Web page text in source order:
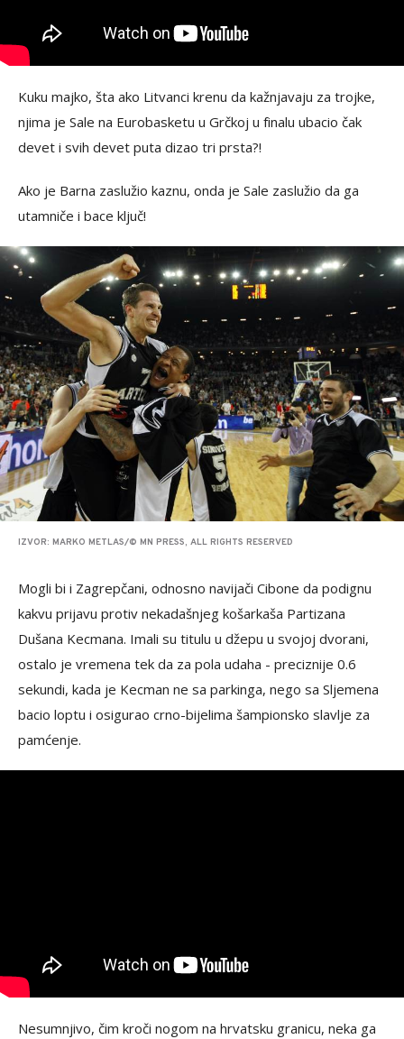
Kuku majko, šta ako Litvanci krenu da kažnjavaju za trojke,
njima je Sale na Eurobasketu u Grčkoj u finalu ubacio čak
devet i svih devet puta dizao tri prsta?!
Ako je Barna zaslužio kaznu, onda je Sale zaslužio da ga
utamniče i bace ključ!
IZVOR: MARKO METLAS/© MN PRESS, ALL RIGHTS RESERVED
Mogli bi i Zagrepčani, odnosno navijači Cibone da podignu
kakvu prijavu protiv nekadašnjeg košarkaša Partizana
Dušana Kecmana. Imali su titulu u džepu u svojoj dvorani,
ostalo je vremena tek da za pola udaha - preciznije 0.6
sekundi, kada je Kecman ne sa parkinga, nego sa Sljemena
bacio loptu i osigurao crno-bijelima šampionsko slavlje za
pamćenje.
Nesumnjivo, čim kroči nogom na hrvatsku granicu, neka ga